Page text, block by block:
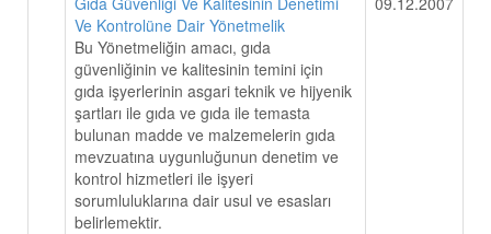
Ve Kontrolüne Dair Yönetmelik
Bu Yönetmeliğin amacı, gıda
güvenliğinin ve kalitesinin temini için
gıda işyerlerinin asgari teknik ve hijyenik
şartları ile gıda ve gıda ile temasta
bulunan madde ve malzemelerin gıda
mevzuatına uygunluğunun denetim ve
kontrol hizmetleri ile işyeri
sorumluluklarına dair usul ve esasları
belirlemektir.